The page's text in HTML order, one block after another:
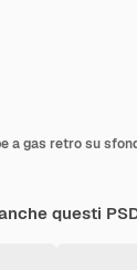
a gas retro su
questi